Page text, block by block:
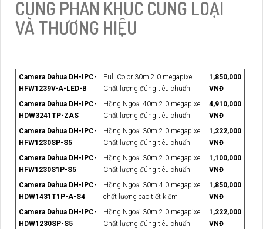
CÙNG PHÂN KHÚC CÙNG LOẠI
VÀ THƯƠNG HIỆU
Camera Dahua DH-IPC-
HFW1239V-A-LED-B
Full Color 30m 2.0 megapixel
Chất lượng đúng tiêu chuẩn
1,850,000
VNĐ
Camera Dahua DH-IPC-
HDW3241TP-ZAS
Hồng Ngoại 40m 2.0 megapixel
Chất lượng đúng tiêu chuẩn
4,910,000
VNĐ
Camera Dahua DH-IPC-
HFW1230SP-S5
Hồng Ngoại 30m 2.0 megapixel
Chất lượng đúng tiêu chuẩn
1,222,000
VNĐ
Camera Dahua DH-IPC-
HFW1230S1P-S5
Hồng Ngoại 30m 2.0 megapixel
Chất lượng đúng tiêu chuẩn
1,100,000
VNĐ
Camera Dahua DH-IPC-
HDW1431T1P-A-S4
Hồng Ngoại 30m 4.0 megapixel
chất lượng cao tiết kiệm
1,850,000
VNĐ
Camera Dahua DH-IPC-
HDW1230SP-S5
Hồng Ngoại 30m 2.0 megapixel
Chất lượng đúng tiêu chuẩn
1,222,000
VNĐ